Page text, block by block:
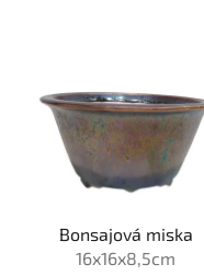
Bonsajová miska
16x16x8,5cm